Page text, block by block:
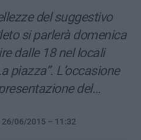
del suggestivo
si parlerà domenica
dalle 18 nel locali
piazza”. L’occasione
del…
06/2015 – 11:32